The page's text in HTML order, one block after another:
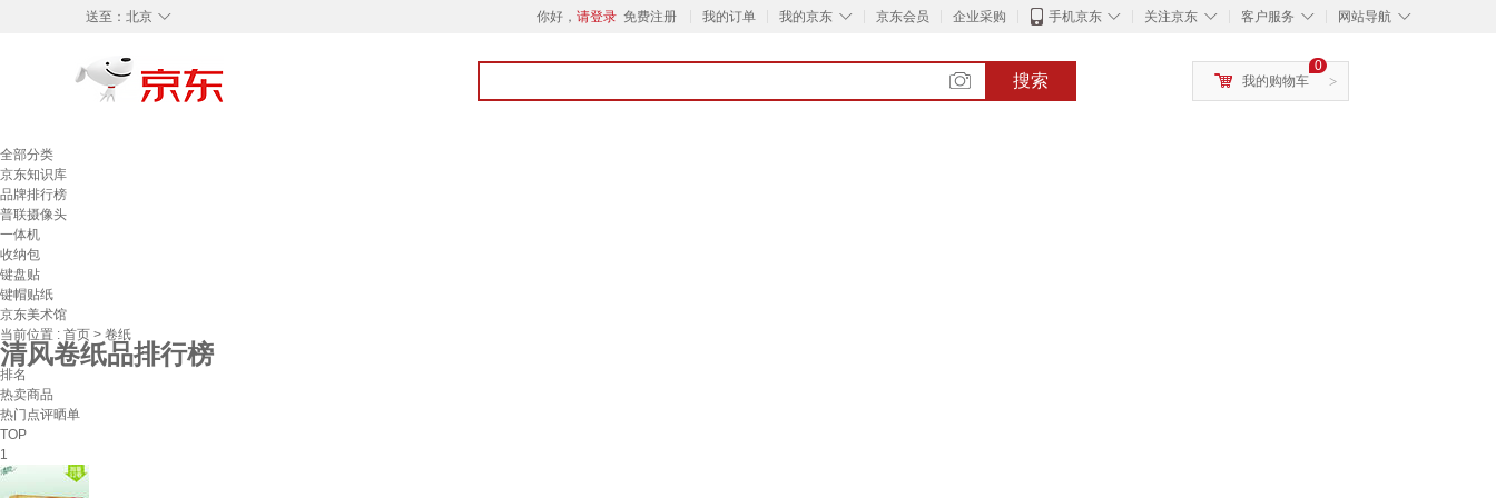
◇
送至： 北京 你好， 请登录 免费注册 我的订单 ◇
我的京东 京东会员 企业采购 ◇
手机京东 ◇
关注京东 ◇
客户服务 ◇
网站导航
搜索 >
0
我的购物车
全部分类
京东知识库
品牌排行榜
普联摄像头
一体机
收纳包
键盘贴
键帽贴纸
京东美术馆
当前位置 : 首页 > 卷纸
清风卷纸品排行榜
排名
热卖商品
热门点评晒单
TOP
1